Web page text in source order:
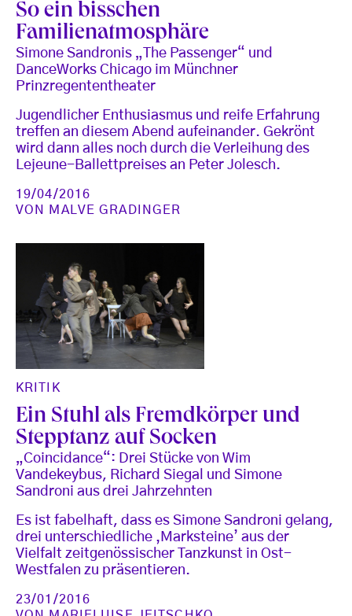
So ein bisschen
Familienatmosphäre
Simone Sandronis „The Passenger“ und
DanceWorks Chicago im Münchner
Prinzregententheater
Jugendlicher Enthusiasmus und reife Erfahrung
treffen an diesem Abend aufeinander. Gekrönt
wird dann alles noch durch die Verleihung des
Lejeune-Ballettpreises an Peter Jolesch.
19/04/2016
VON MALVE GRADINGER
KRITIK
Ein Stuhl als Fremdkörper und
Stepptanz auf Socken
„Coincidance“: Drei Stücke von Wim
Vandekeybus, Richard Siegal und Simone
Sandroni aus drei Jahrzehnten
Es ist fabelhaft, dass es Simone Sandroni gelang,
drei unterschiedliche ‚Marksteine’ aus der
Vielfalt zeitgenössischer Tanzkunst in Ost-
Westfalen zu präsentieren.
23/01/2016